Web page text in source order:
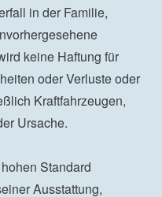
in der Familie,
keine Haftung für
oder Verluste oder
Kraftfahrzeugen,
Ursache.
Standard
Ausstattung,